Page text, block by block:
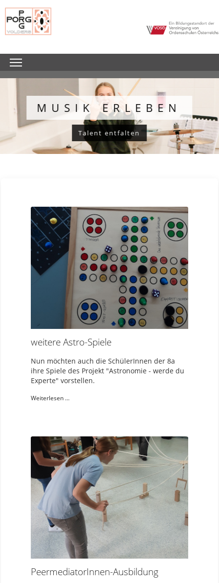
MUSIK ERLEBEN
Talent entfalten
weitere Astro-Spiele
Nun möchten auch die SchülerInnen der 8a
ihre Spiele des Projekt "Astronomie - werde du
Experte" vorstellen.
Weiterlesen …
PeermediatorInnen-Ausbildung